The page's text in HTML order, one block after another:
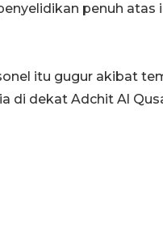
penuh atas
itu gugur akibat
di dekat Adchit Al